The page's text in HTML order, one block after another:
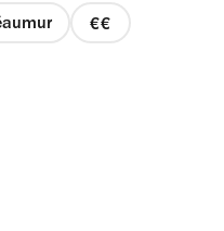
prix